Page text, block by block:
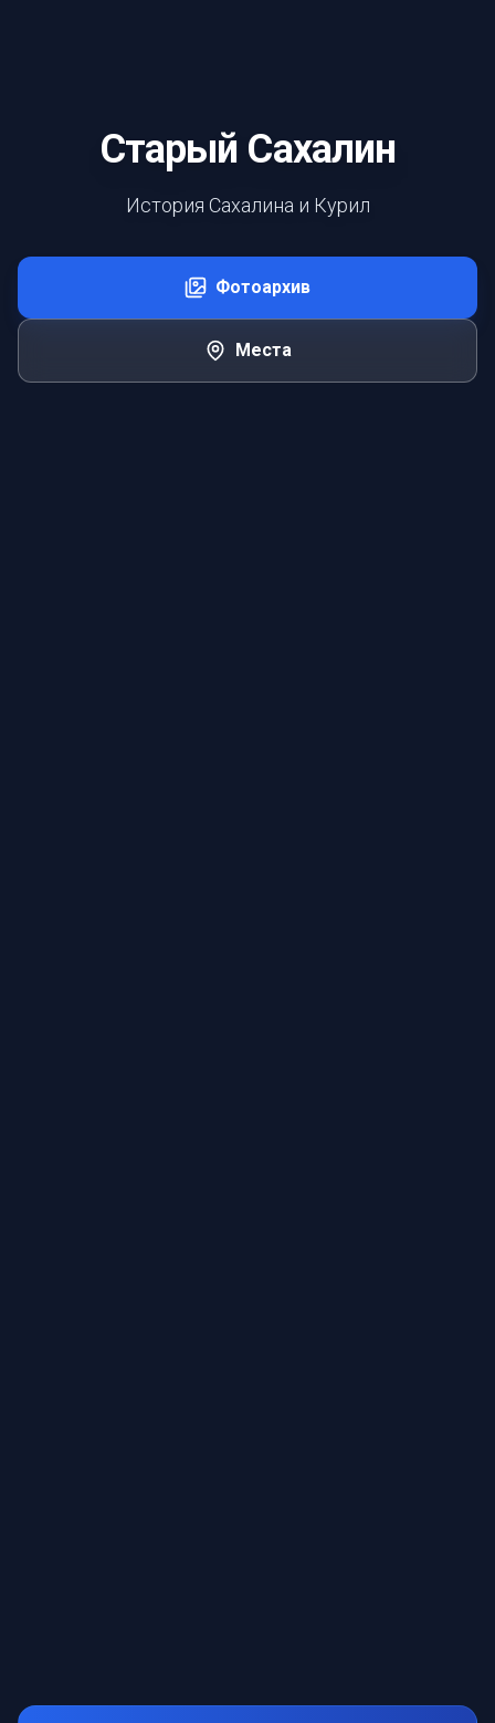
Старый Сахалин
История Сахалина и Курил
Фотоархив
Места